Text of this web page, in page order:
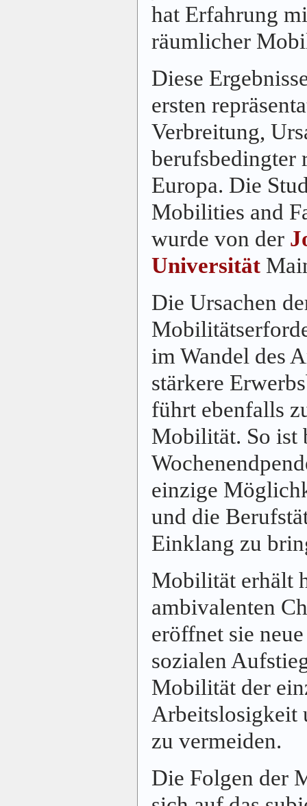
hat Erfahrung
räumlicher
Diese
ersten
Verbreitung,
Europa. Die
Mobilities and
wurde von der
Universität
Die Ursachen
im Wandel des
stärkere
führt ebenfalls
Mobilität. So ist
einzige
und die
Einklang zu
Mobilität erhält
ambivalenten
eröffnet sie
sozialen
Mobilität der
Arbeitslosigkeit
zu vermeiden.
Die Folgen der